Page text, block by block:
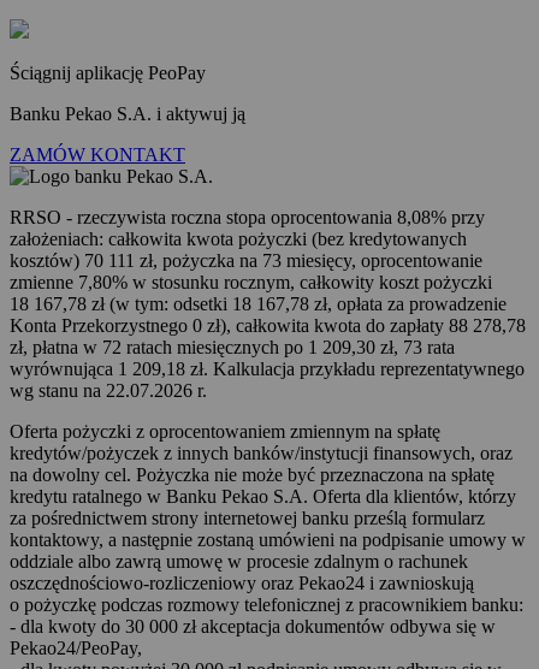
Ściągnij aplikację PeoPay
Banku Pekao S.A. i aktywuj ją
ZAMÓW KONTAKT
RRSO - rzeczywista roczna stopa oprocentowania 8,08% przy
założeniach: całkowita kwota pożyczki (bez kredytowanych
kosztów) 70 111 zł, pożyczka na 73 miesięcy, oprocentowanie
zmienne 7,80% w stosunku rocznym, całkowity koszt pożyczki
18 167,78 zł (w tym: odsetki 18 167,78 zł, opłata za prowadzenie
Konta Przekorzystnego 0 zł), całkowita kwota do zapłaty 88 278,78
zł, płatna w 72 ratach miesięcznych po 1 209,30 zł, 73 rata
wyrównująca 1 209,18 zł. Kalkulacja przykładu reprezentatywnego
wg stanu na 22.07.2026 r.
Oferta pożyczki z oprocentowaniem zmiennym na spłatę
kredytów/pożyczek z innych banków/instytucji finansowych, oraz
na dowolny cel. Pożyczka nie może być przeznaczona na spłatę
kredytu ratalnego w Banku Pekao S.A. Oferta dla klientów, którzy
za pośrednictwem strony internetowej banku prześlą formularz
kontaktowy, a następnie zostaną umówieni na podpisanie umowy w
oddziale albo zawrą umowę w procesie zdalnym o rachunek
oszczędnościowo-rozliczeniowy oraz Pekao24 i zawnioskują
o pożyczkę podczas rozmowy telefonicznej z pracownikiem banku:
- dla kwoty do 30 000 zł akceptacja dokumentów odbywa się w
Pekao24/PeoPay,